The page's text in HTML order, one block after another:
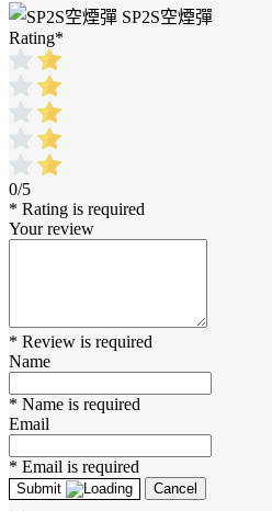
SP2S空煙彈
Rating*
0/5
* Rating is required
Your review
* Review is required
Name
* Name is required
Email
* Email is required
Submit Cancel